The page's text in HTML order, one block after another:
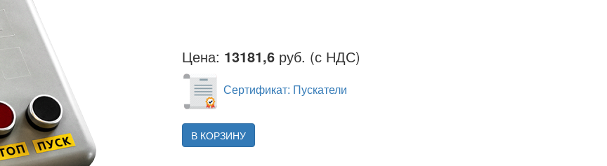
Цена: 13181,6 руб. (с НДС)
Сертификат: Пускатели
В КОРЗИНУ